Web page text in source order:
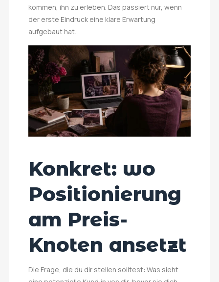
kommen, ihn zu erleben. Das passiert nur, wenn
der erste Eindruck eine klare Erwartung
aufgebaut hat.
Konkret: wo
Positionierung
am Preis-
Knoten ansetzt
Die Frage, die du dir stellen solltest: Was sieht